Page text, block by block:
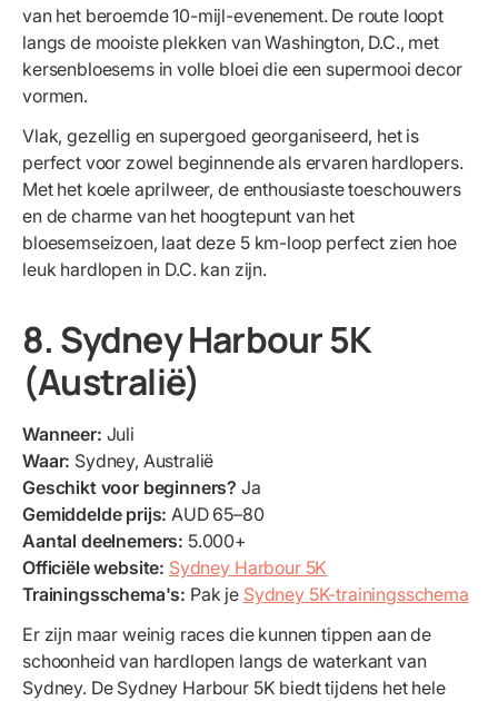
van het beroemde 10-mijl-evenement. De route loopt
langs de mooiste plekken van Washington, D.C., met
kersenbloesems in volle bloei die een supermooi decor
vormen.
Vlak, gezellig en supergoed georganiseerd, het is
perfect voor zowel beginnende als ervaren hardlopers.
Met het koele aprilweer, de enthousiaste toeschouwers
en de charme van het hoogtepunt van het
bloesemseizoen, laat deze 5 km-loop perfect zien hoe
leuk hardlopen in D.C. kan zijn.
8. Sydney Harbour 5K
(Australië)
Wanneer: Juli
Waar: Sydney, Australië
Geschikt voor beginners? Ja
Gemiddelde prijs: AUD 65–80
Aantal deelnemers: 5.000+
Officiële website: Sydney Harbour 5K
Trainingsschema's: Pak je Sydney 5K-trainingsschema
Er zijn maar weinig races die kunnen tippen aan de
schoonheid van hardlopen langs de waterkant van
Sydney. De Sydney Harbour 5K biedt tijdens het hele